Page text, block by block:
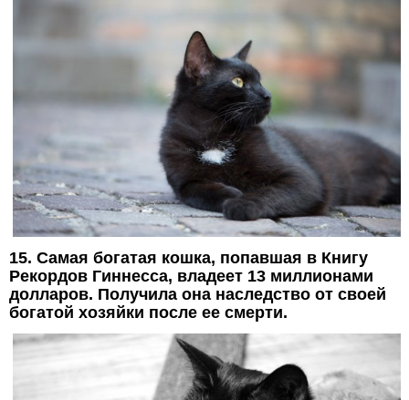
15. Самая богатая кошка, попавшая в Книгу
Рекордов Гиннесса, владеет 13 миллионами
долларов. Получила она наследство от своей
богатой хозяйки после ее смерти.